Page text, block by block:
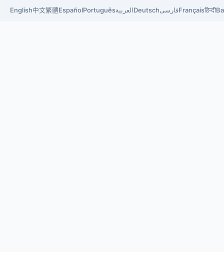
English中文繁體EspañolPortuguêsالعربيةDeutschفارسیFrançaisहिन्दी